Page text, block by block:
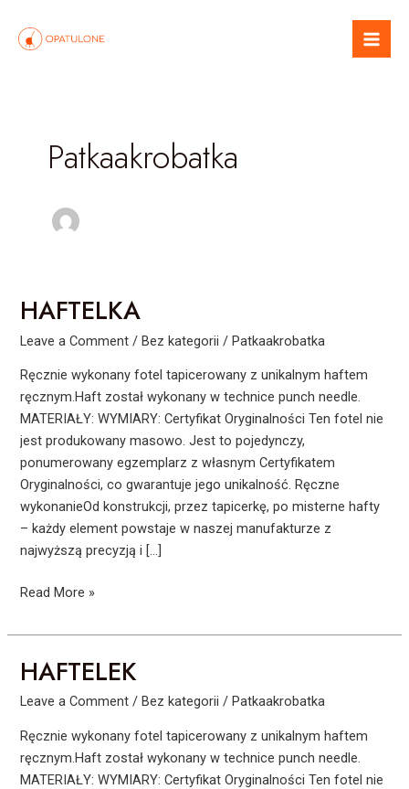
content
Patkaakrobatka
HAFTELKA
Leave a Comment /Bez kategorii /Patkaakrobatka
Ręcznie wykonany fotel tapicerowany z unikalnym haftem
ręcznym.Haft został wykonany w technice punch needle.
MATERIAŁY: WYMIARY: Certyfikat Oryginalności Ten fotel nie
jest produkowany masowo. Jest to pojedynczy,
ponumerowany egzemplarz z własnym Certyfikatem
Oryginalności, co gwarantuje jego unikalność. Ręczne
wykonanieOd konstrukcji, przez tapicerkę, po misterne hafty
– każdy element powstaje w naszej manufakturze z
najwyższą precyzją i […]
HAFTELKA
Read More »
HAFTELEK
Leave a Comment /Bez kategorii /Patkaakrobatka
Ręcznie wykonany fotel tapicerowany z unikalnym haftem
ręcznym.Haft został wykonany w technice punch needle.
MATERIAŁY: WYMIARY: Certyfikat Oryginalności Ten fotel nie
HAFTELEK